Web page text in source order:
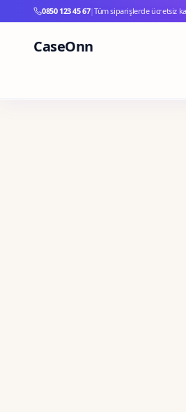
0850 123 45 67|Tüm siparişlerde ücretsiz
CaseOnn